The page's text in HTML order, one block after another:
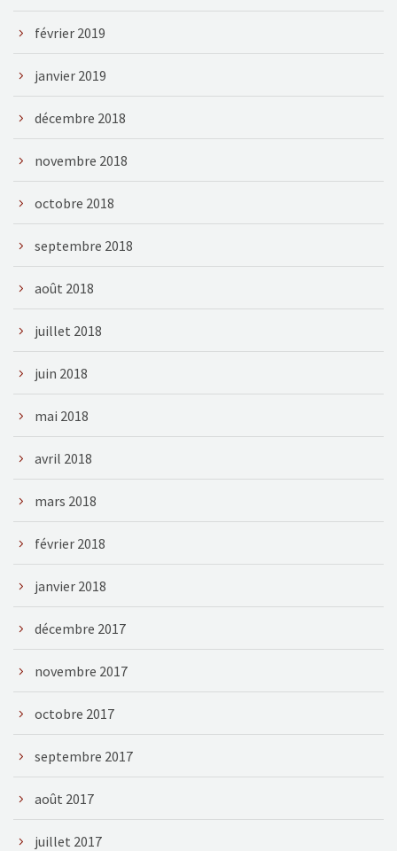
février 2019
janvier 2019
décembre 2018
novembre 2018
octobre 2018
septembre 2018
août 2018
juillet 2018
juin 2018
mai 2018
avril 2018
mars 2018
février 2018
janvier 2018
décembre 2017
novembre 2017
octobre 2017
septembre 2017
août 2017
juillet 2017